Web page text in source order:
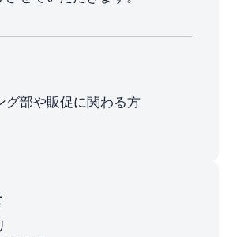
グ部や販促に関わる方